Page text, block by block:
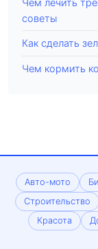
советы
Как сделать
Чем кормить
Авто-мото
Строительство
Красота